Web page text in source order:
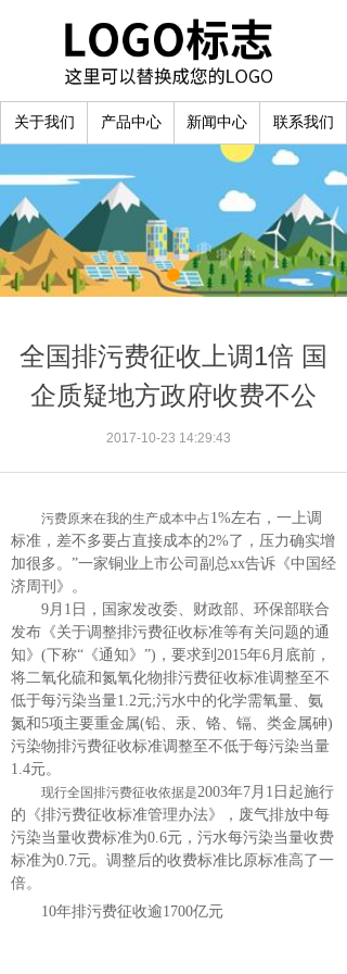
关于我们 产品中心 新闻中心 联系我们
全国排污费征收上调1倍 国
企质疑地方政府收费不公
2017-10-23 14:29:43
污费原来在我的生产成本中占1%左右，一上调
标准，差不多要占直接成本的2%了，压力确实增
加很多。”一家铜业上市公司副总xx告诉《中国经
济周刊》。
9月1日，国家发改委、财政部、环保部联合
发布《关于调整排污费征收标准等有关问题的通
知》(下称“《通知》”)，要求到2015年6月底前，
将二氧化硫和氮氧化物排污费征收标准调整至不
低于每污染当量1.2元;污水中的化学需氧量、氨
氮和5项主要重金属(铅、汞、铬、镉、类金属砷)
污染物排污费征收标准调整至不低于每污染当量
1.4元。
现行全国排污费征收依据是2003年7月1日起施行
的《排污费征收标准管理办法》，废气排放中每
污染当量收费标准为0.6元，污水每污染当量收费
标准为0.7元。调整后的收费标准比原标准高了一
倍。
10年排污费征收逾1700亿元